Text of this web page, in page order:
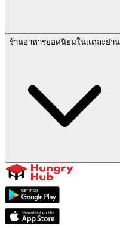
ร้านอาหารยอดนิยมในแต่ละย่าน